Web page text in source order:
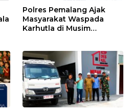
Polres Pemalang Ajak
Masyarakat Waspada
Karhutla di Musim